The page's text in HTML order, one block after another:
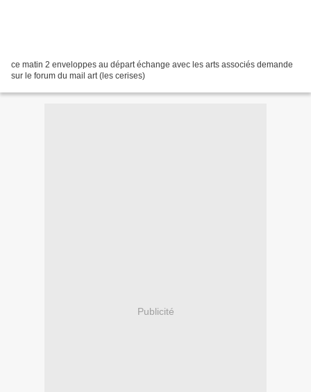
ce matin 2 enveloppes au départ échange avec les arts associés demande
sur le forum du mail art (les cerises)
Publicité